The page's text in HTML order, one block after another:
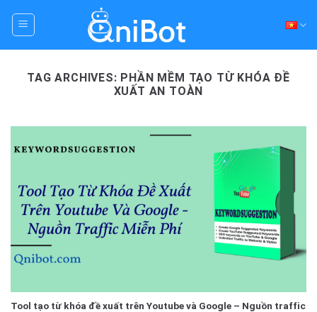
TAG ARCHIVES: PHẦN MỀM TẠO TỪ KHÓA ĐỀ
XUẤT AN TOÀN
Tool tạo từ khóa đề xuất trên Youtube và Google – Nguồn traffic